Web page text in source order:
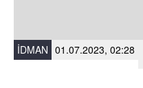
İDMAN 01.07.2023, 02:28